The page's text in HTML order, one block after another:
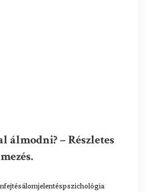
– Részletes
álomjelentéspszichológia